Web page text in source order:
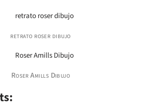
retrato roser dibujo
Roser Amills Dibujo